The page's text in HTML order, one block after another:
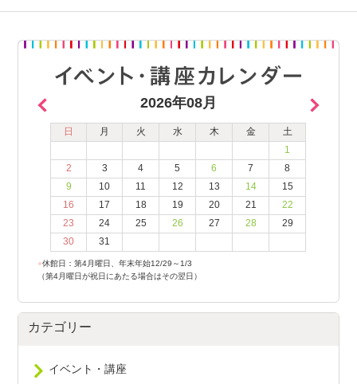
2026年08月
日 月 火 水 木 金
土
1
2
3 4 5 6 7
8
9
10 11 12 13 14
15
16
17 18 19 20 21
22
23
24 25 26 27 28
29
30
31
●休館日：第4月曜日、年末年始12/29～1/3
（第4月曜日が祝日にあたる場合はその翌日）
カテゴリー
イベント・講座